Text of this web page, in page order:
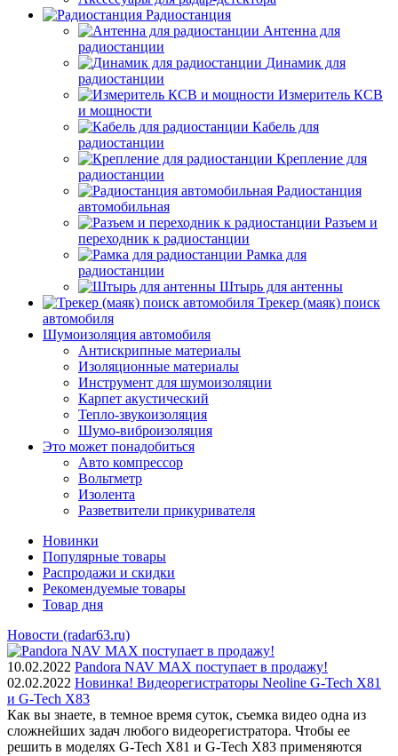
Радиостанция
Антенна для
радиостанции
Динамик для
радиостанции
Измеритель КСВ
и мощности
Кабель для
радиостанции
Крепление для
радиостанции
Радиостанция
автомобильная
Разъем и
переходник к радиостанции
Рамка для
радиостанции
Штырь для антенны
Трекер (маяк) поиск
автомобиля
Шумоизоляция автомобиля
Антискрипные материалы
Изоляционные материалы
Инструмент для шумоизоляции
Карпет акустический
Тепло-звукоизоляция
Шумо-виброизоляция
Это может понадобиться
Авто компрессор
Вольтметр
Изолента
Разветвители прикуривателя
Новинки
Популярные товары
Распродажи и скидки
Рекомендуемые товары
Товар дня
Новости (radar63.ru)
10.02.2022 Pandora NAV MAX поступает в продажу!
02.02.2022 Новинка! Видеорегистраторы Neoline G-Tech X81
и G-Tech X83
Как вы знаете, в темное время суток, съемка видео одна из
сложнейших задач любого видеорегистратора. Чтобы ее
решить в моделях G-Tech X81 и G-Tech X83 применяются